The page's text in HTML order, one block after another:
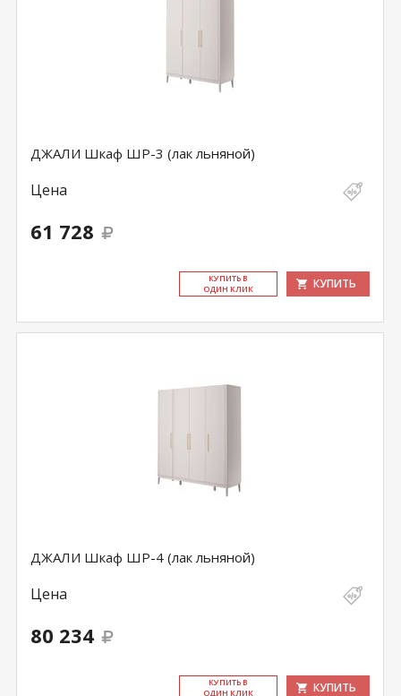
ДЖАЛИ Шкаф ШР-3 (лак льняной)
Цена
61 728
КУ­ПИТЬ В
ОДИН КЛИК
КУПИТЬ
ДЖАЛИ Шкаф ШР-4 (лак льняной)
Цена
80 234
КУ­ПИТЬ В
ОДИН КЛИК
КУПИТЬ